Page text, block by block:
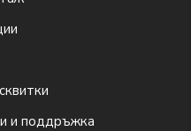
и поддръжка